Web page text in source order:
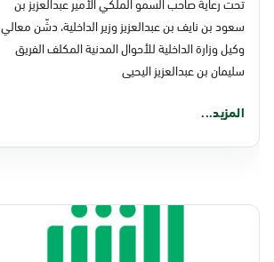
منصة "أبشر"
سعود بن نايف بن عبدالعزيز وزير الداخلية، دشّن معالي
وكيل وزارة الداخلية للأحوال المدنية المكلف الفريق
سليمان بن عبدالعزيز اليحيى
المزيد...